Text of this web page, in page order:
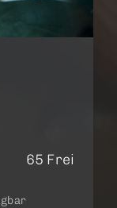
65 Frei